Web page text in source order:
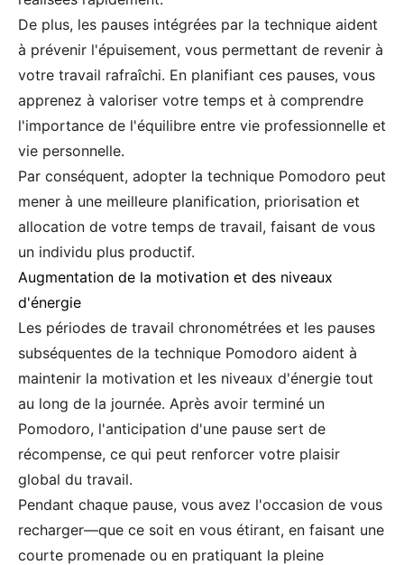
De plus, les pauses intégrées par la technique aident
à prévenir l'épuisement, vous permettant de revenir à
votre travail rafraîchi. En planifiant ces pauses, vous
apprenez à valoriser votre temps et à comprendre
l'importance de l'équilibre entre vie professionnelle et
vie personnelle.
Par conséquent, adopter la technique Pomodoro peut
mener à une meilleure planification, priorisation et
allocation de votre temps de travail, faisant de vous
un individu plus productif.
Augmentation de la motivation et des niveaux
d'énergie
Les périodes de travail chronométrées et les pauses
subséquentes de la technique Pomodoro aident à
maintenir la motivation et les niveaux d'énergie tout
au long de la journée. Après avoir terminé un
Pomodoro, l'anticipation d'une pause sert de
récompense, ce qui peut renforcer votre plaisir
global du travail.
Pendant chaque pause, vous avez l'occasion de vous
recharger—que ce soit en vous étirant, en faisant une
courte promenade ou en pratiquant la pleine